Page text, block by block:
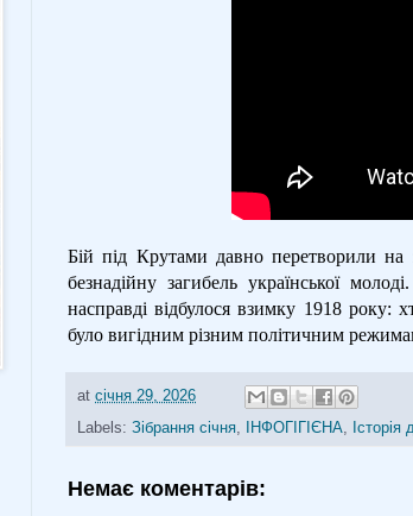
Бій під Крутами давно перетворили
безнадійну загибель української
насправді відбулося взимку 1918 року:
було вигідним різним політичним
at січня 29, 2026
Labels: Зібрання січня, ІНФОГІГІЄНА,
Немає коментарів: